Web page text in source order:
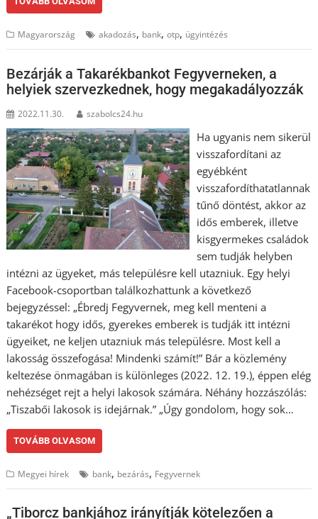
Magyarország akadozás, bank,otp, ügyintézés
Bezárják a Takarékbankot Fegyverneken, a
helyiek szervezkednek, hogy megakadályozzák
2022.11.30. szabolcs24.hu
Ha ugyanis nem sikerül
visszafordítani az
egyébként
visszafordíthatatlannak
tűnő döntést, akkor az
idős emberek, illetve
kisgyermekes családok
sem tudják helyben
intézni az ügyeket, más településre kell utazniuk. Egy helyi
Facebook-csoportban találkozhattunk a következő
bejegyzéssel: „Ébredj Fegyvernek, meg kell menteni a
takarékot hogy idős, gyerekes emberek is tudják itt intézni
ügyeiket, ne keljen utazniuk más településre. Most kell a
lakosság összefogása! Mindenki számít!” Bár a közlemény
keltezése önmagában is különleges (2022. 12. 19.), éppen elég
nehézséget rejt a helyi lakosok számára. Néhány hozzászólás:
„Tiszabői lakosok is idejárnak.” „Úgy gondolom, hogy sok…
TOVÁBB OLVASOM
Megyei hírek bank, bezárás, Fegyvernek
„Tiborcz bankjához irányítják kötelezően a